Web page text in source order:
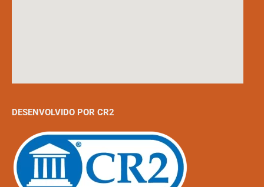
DESENVOLVIDO POR CR2